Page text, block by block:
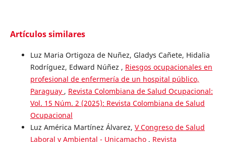
Artículos similares
Luz Maria Ortigoza de Nuñez, Gladys Cañete, Hidalia
Rodríguez, Edward Núñez , Riesgos ocupacionales en
profesional de enfermería de un hospital público,
Paraguay , Revista Colombiana de Salud Ocupacional:
Vol. 15 Núm. 2 (2025): Revista Colombiana de Salud
Ocupacional
Luz América Martínez Álvarez, V Congreso de Salud
Laboral y Ambiental - Unicamacho , Revista